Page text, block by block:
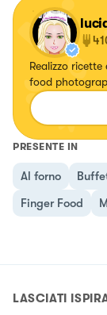
Realizzo
food
PRESENTE IN
Al forno
Finger Food
LASCIATI